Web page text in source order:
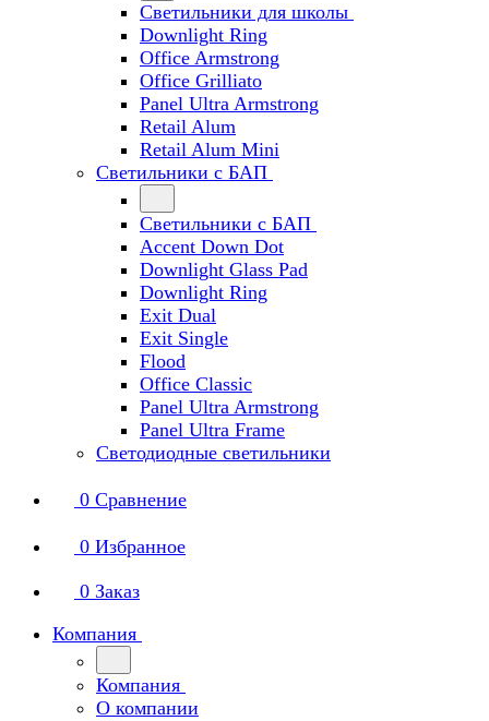
Светильники для школы
Downlight Ring
Office Armstrong
Office Grilliato
Panel Ultra Armstrong
Retail Alum
Retail Alum Mini
Светильники с БАП
Светильники с БАП
Accent Down Dot
Downlight Glass Pad
Downlight Ring
Exit Dual
Exit Single
Flood
Office Classic
Panel Ultra Armstrong
Panel Ultra Frame
Светодиодные светильники
0 Сравнение
0 Избранное
0 Заказ
Компания
Компания
О компании